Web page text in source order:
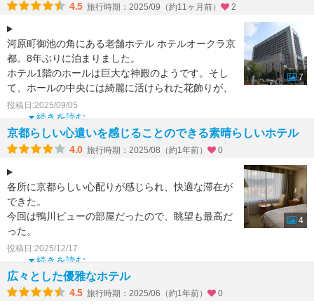
4.5 旅行時期：2025/09（約11ヶ月前） 2
河原町御池の角にある老舗ホテル ホテルオークラ京
都。8年ぶりに泊まりました。
ホテル1階のホールは巨大な神殿のようです。そし
て、ホールの中央には綺麗に活けられた花飾りが、
いつも置かれています。
宿
続きを読む
投稿日:2025/09/05
7
京都らしい心遣いを感じることのできる素晴らしいホテル
4.0 旅行時期：2025/08（約1年前） 0
各所に京都らしい心配りが感じられ、快適な滞在が
できた。
今回は鴨川ビューの部屋だったので、眺望も最高だ
った。
二泊したので、朝食は一泊目はオリゾンテのビュッ
フェ。以前より和食の比率が多くなった
続きを読む
投稿日:2025/12/17
4
広々とした優雅なホテル
4.5 旅行時期：2025/06（約1年前） 0